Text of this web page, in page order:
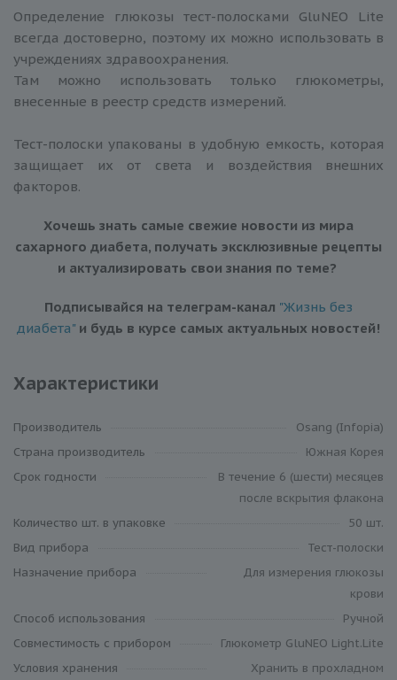
Определение глюкозы тест-полосками GluNEO Lite
всегда достоверно, поэтому их можно использовать в
учреждениях здравоохранения.
Там можно использовать только глюкометры,
внесенные в реестр средств измерений.
Тест-полоски упакованы в удобную емкость, которая
защищает их от света и воздействия внешних
факторов.
Хочешь знать самые свежие новости из мира
сахарного диабета, получать эксклюзивные рецепты
и актуализировать свои знания по теме?
Подписывайся на телеграм-канал "Жизнь без
диабета" и будь в курсе самых актуальных новостей!
Характеристики
Производитель
Osang (Infopia)
Cтрана производитель
Южная Корея
Cрок годности
В течение 6 (шести) месяцев
после вскрытия флакона
Количество шт. в упаковке
50 шт.
Вид прибора
Тест-полоски
Назначение прибора
Для измерения глюкозы
крови
Способ использования
Ручной
Совместимость c прибором
Глюкометр GluNEO Light.Lite
Условия хранения
Хранить в прохладном